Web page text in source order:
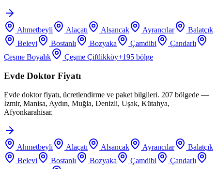
Ahmetbeyli Alaçatı Alsancak Ayrancılar
Balatçık
Belevi
Bostanlı Bozyaka Çamdibi
Çandarlı
Çeşme Boyalık
Çeşme Çiftlikköy+195 bölge
Evde Doktor Fiyatı
Evde doktor fiyatı, ücretlendirme ve paket bilgileri. 207 bölgede —
İzmir, Manisa, Aydın, Muğla, Denizli, Uşak, Kütahya,
Afyonkarahisar.
Ahmetbeyli Alaçatı Alsancak Ayrancılar
Balatçık
Belevi
Bostanlı Bozyaka Çamdibi
Çandarlı